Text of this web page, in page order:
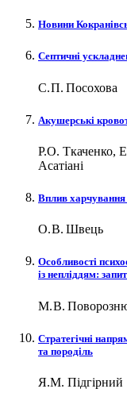
Новини
Септичні
С. П. Посохова
Акушерські
Р.О. Ткаченко,
Асатіані
Вплив харчування
О. В. Швець
Особливості
із непліддям:
М. В.
Стратегічні
та породіль
Я.М. Підгірний